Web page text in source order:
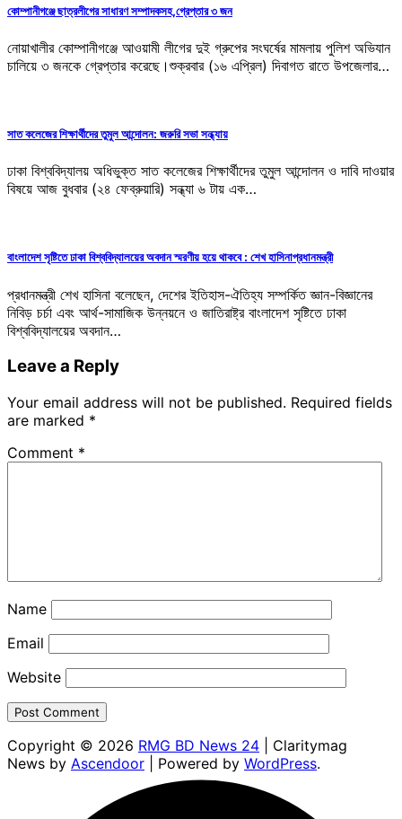
কোম্পানীগঞ্জে ছাত্রলীগের সাধারণ সম্পাদকসহ,গ্রেপ্তার ৩ জন
নোয়াখালীর কোম্পানীগঞ্জে আওয়ামী লীগের দুই গ্রুপের সংঘর্ষের মামলায় পুলিশ অভিযান
চালিয়ে ৩ জনকে গ্রেপ্তার করেছে।শুক্রবার (১৬ এপ্রিল) দিবাগত রাতে উপজেলার…
সাত কলেজের শিক্ষার্থীদের তুমুল আন্দোলন: জরুরি সভা সন্ধ্যায়
ঢাকা বিশ্ববিদ্যালয় অধিভুক্ত সাত কলেজের শিক্ষার্থীদের তুমুল আন্দোলন ও দাবি দাওয়ার
বিষয়ে আজ বুধবার (২৪ ফেব্রুয়ারি) সন্ধ্যা ৬ টায় এক…
বাংলাদেশ সৃষ্টিতে ঢাকা বিশ্ববিদ্যালয়ের অবদান স্মরণীয় হয়ে থাকবে : শেখ হাসিনাপ্রধানমন্ত্রী
প্রধানমন্ত্রী শেখ হাসিনা বলেছেন, দেশের ইতিহাস-ঐতিহ্য সম্পর্কিত জ্ঞান-বিজ্ঞানের
নিবিড় চর্চা এবং আর্থ-সামাজিক উন্নয়নে ও জাতিরাষ্ট্র বাংলাদেশ সৃষ্টিতে ঢাকা
বিশ্ববিদ্যালয়ের অবদান…
Leave a Reply
Your email address will not be published. Required fields
are marked *
Comment *
Name
Email
Website
Copyright © 2026 RMG BD News 24 | Claritymag
News by Ascendoor | Powered by WordPress.